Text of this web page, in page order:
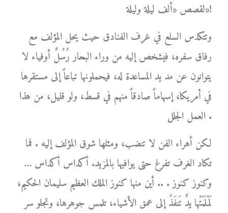
لقصص «ألف ليلة وليلة»!
وتتكدس السلع في غرف الفنادق حيث يحل المؤلف مع
رفاق سفره، فيشخص إليه من وراء البحار رُسُلٌ أوفياء لا
يتوانون عن مد يد المساعدة له، فيحملونها تباعاً إلى مستقرها
في أمريكا، إسهاماً صادقاً منهم في قسط، ولو قليل، من هذا
العمل الجلل .
لكن أهراء الفن لا تنضب، ومثلها شوق المؤلف إليه . فما
تكاد الغرف تفرغ حتى يوافيها بالمزيد. أكداس أكداس …
وكنوز كنوز . .. أين منها كنوز الملك العظيم سليمان الحكيم،
لَمْلَمَتْها يدٌ تَنفَذُ إلى عمق الأشياء، تلمس جوهرها، وتجلو سر